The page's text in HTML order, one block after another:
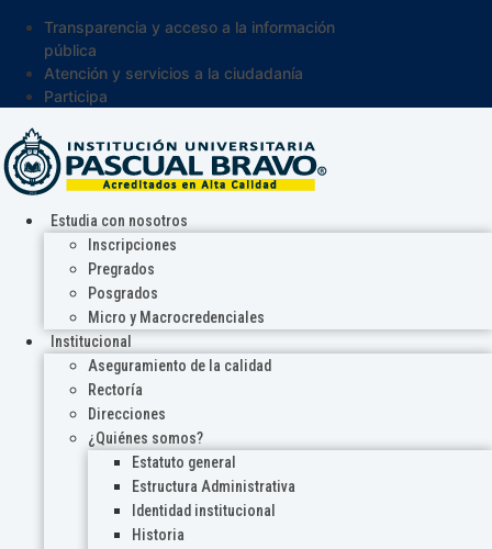
Transparencia y acceso a la información
pública
Atención y servicios a la ciudadanía
Participa
Estudia con nosotros
Inscripciones
Pregrados
Posgrados
Micro y Macrocredenciales
Institucional
Aseguramiento de la calidad
Rectoría
Direcciones
¿Quiénes somos?
Estatuto general
Estructura Administrativa
Identidad institucional
Historia